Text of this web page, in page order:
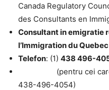
Canada Regulatory
des Consultants en
Consultant in emigratie
l’Immigration du Quebec
Telefon: (1) 438 496-
(pentru cei care
438-496-4054)